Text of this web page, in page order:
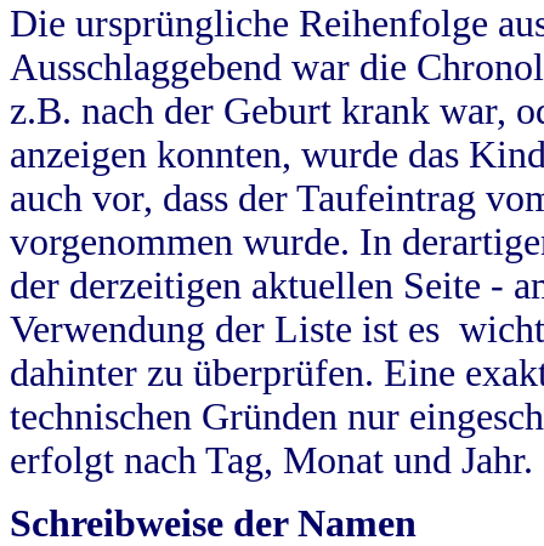
Die ursprüngliche Reihenfolge
Ausschlaggebend war die
z.B. nach der Geburt krank war,
anzeigen konnten, wurde das
auch vor, dass der Taufeintrag
vorgenommen wurde. In
der derzeitigen aktuellen Seite -
Verwendung der Liste ist es
dahinter zu überprüfen. Eine
technischen Gründen nur
erfolgt nach Tag, Monat und Jahr.
Schreibweise der Namen